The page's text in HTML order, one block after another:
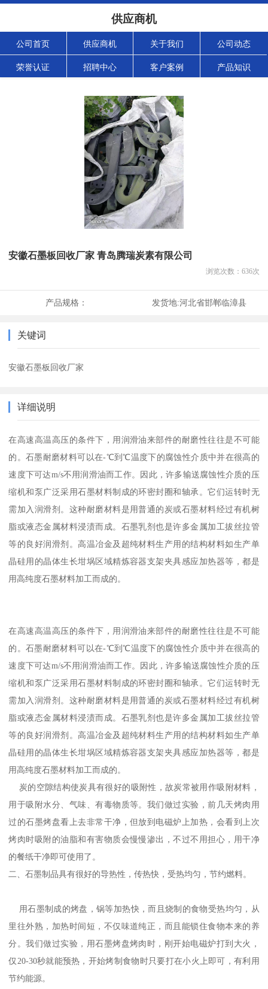
供应商机
公司首页 供应商机 关于我们 公司动态
荣誉认证 招聘中心 客户案例 产品知识
安徽石墨板回收厂家 青岛腾瑞炭素有限公司
浏览次数： 636次
产品规格： 发货地:河北省邯郸临漳县
关键词
安徽石墨板回收厂家
详细说明
在高速高温高压的条件下，用润滑油来部件的耐磨性往往是不可能
的。石墨耐磨材料可以在-℃到℃温度下的腐蚀性介质中并在很高的
速度下可达m/s不用润滑油而工作。因此，许多输送腐蚀性介质的压
缩机和泵广泛采用石墨材料制成的环密封圈和轴承。它们运转时无
需加入润滑剂。这种耐磨材料是用普通的炭或石墨材料经过有机树
脂或液态金属材料浸渍而成。石墨乳剂也是许多金属加工拔丝拉管
等的良好润滑剂。高温冶金及超纯材料生产用的结构材料如生产单
晶硅用的晶体生长坩埚区域精炼容器支架夹具感应加热器等，都是
用高纯度石墨材料加工而成的。
在高速高温高压的条件下，用润滑油来部件的耐磨性往往是不可能
的。石墨耐磨材料可以在-℃到℃温度下的腐蚀性介质中并在很高的
速度下可达m/s不用润滑油而工作。因此，许多输送腐蚀性介质的压
缩机和泵广泛采用石墨材料制成的环密封圈和轴承。它们运转时无
需加入润滑剂。这种耐磨材料是用普通的炭或石墨材料经过有机树
脂或液态金属材料浸渍而成。石墨乳剂也是许多金属加工拔丝拉管
等的良好润滑剂。高温冶金及超纯材料生产用的结构材料如生产单
晶硅用的晶体生长坩埚区域精炼容器支架夹具感应加热器等，都是
用高纯度石墨材料加工而成的。
炭的空隙结构使炭具有很好的吸附性，故炭常被用作吸附材料，
用于吸附水分、气味、有毒物质等。我们做过实验，前几天烤肉用
过的石墨烤盘看上去非常干净，但放到电磁炉上加热，会看到上次
烤肉时吸附的油脂和有害物质会慢慢渗出，不过不用担心，用干净
的餐纸干净即可使用了。
二、石墨制品具有很好的导热性，传热快，受热均匀，节约燃料。
用石墨制成的烤盘，锅等加热快，而且烧制的食物受热均匀，从
里往外熟，加热时间短，不仅味道纯正，而且能锁住食物本来的养
分。我们做过实验，用石墨烤盘烤肉时，刚开始电磁炉打到大火，
仅20-30秒就能预热，开始烤制食物时只要打在小火上即可，有利用
节约能源。